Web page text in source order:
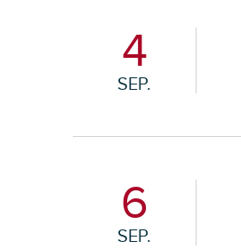
4
SEP.
6
SEP.